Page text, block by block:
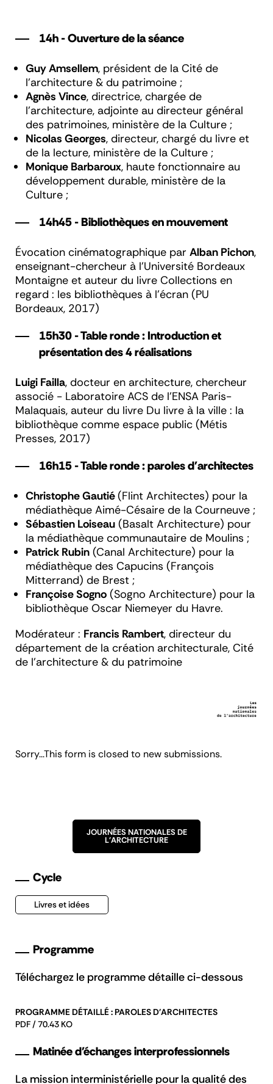
14h - Ouverture de la séance
Guy Amsellem, président de la Cité de
l'architecture & du patrimoine ;
Agnès Vince, directrice, chargée de
l'architecture, adjointe au directeur général
des patrimoines, ministère de la Culture ;
Nicolas Georges, directeur, chargé du livre et
de la lecture, ministère de la Culture ;
Monique Barbaroux, haute fonctionnaire au
développement durable, ministère de la
Culture ;
14h45 - Bibliothèques en mouvement
Évocation cinématographique par Alban Pichon,
enseignant-chercheur à l'Université Bordeaux
Montaigne et auteur du livre Collections en
regard : les bibliothèques à l'écran (PU
Bordeaux, 2017)
15h30 - Table ronde : Introduction et
présentation des 4 réalisations
Luigi Failla, docteur en architecture, chercheur
associé - Laboratoire ACS de l'ENSA Paris-
Malaquais, auteur du livre Du livre à la ville : la
bibliothèque comme espace public (Métis
Presses, 2017)
16h15 - Table ronde : paroles d'architectes
Christophe Gautié(Flint Architectes) pour la
médiathèque Aimé-Césaire de la Courneuve ;
Sébastien Loiseau (Basalt Architecture) pour
la médiathèque communautaire de Moulins ;
Patrick Rubin (Canal Architecture) pour la
médiathèque des Capucins (François
Mitterrand) de Brest ;
Françoise Sogno (Sogno Architecture) pour la
bibliothèque Oscar Niemeyer du Havre.
Modérateur : Francis Rambert, directeur du
département de la création architecturale, Cité
de l'architecture & du patrimoine
Message
d'état
Sorry...This form is closed to new submissions.
JOURNÉES NATIONALES DE
L'ARCHITECTURE
Cycle
Livres et idées
Programme
Téléchargez le programme détaille ci-dessous
PROGRAMME DÉTAILLÉ : PAROLES D'ARCHITECTES
PDF / 70.43 KO
Matinée d'échanges interprofessionnels
La mission interministérielle pour la qualité des